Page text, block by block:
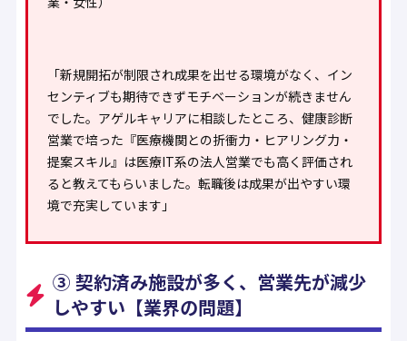
「新規開拓が制限され成果を出せる環境がなく、イン
センティブも期待できずモチベーションが続きません
でした。アゲルキャリアに相談したところ、健康診断
営業で培った『医療機関との折衝力・ヒアリング力・
提案スキル』は医療IT系の法人営業でも高く評価され
ると教えてもらいました。転職後は成果が出やすい環
境で充実しています」
③ 契約済み施設が多く、営業先が減少
しやすい【業界の問題】